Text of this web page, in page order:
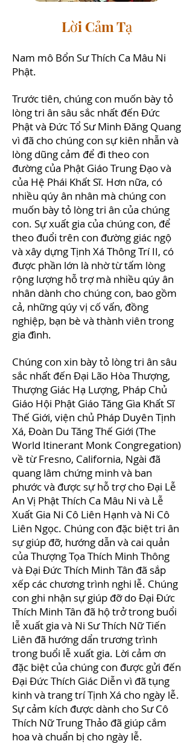
Lời Cảm Tạ
Nam mô Bổn Sư Thích Ca Mâu Ni
Phật.
Trước tiên, chúng con muốn bày tỏ
lòng tri ân sâu sắc nhất đến Đức
Phật và Đức Tổ Sư Minh Đăng Quang
vì đã cho chúng con sự kiên nhẫn và
lòng dũng cảm để đi theo con
đường của Phật Giáo Trung Đạo và
của Hệ Phái Khất Sĩ. Hơn nữa, có
nhiều qúy ân nhân mà chúng con
muốn bày tỏ lòng tri ân của chúng
con. Sự xuất gia của chúng con, để
theo đuổi trên con đường giác ngộ
và xây dựng Tịnh Xá Thông Trí II, có
được phần lớn là nhờ từ tấm lòng
rộng lượng hỗ trợ mà nhiều qúy ân
nhân dành cho chúng con, bao gồm
cả, những qúy vị cố vấn, đồng
nghiệp, bạn bè và thành viên trong
gia đình.
Chúng con xin bày tỏ lòng tri ân sâu
sắc nhất đến Đại Lão Hòa Thượng,
Thượng Giác Hạ Lượng, Pháp Chủ
Giáo Hội Phật Giáo Tăng Gìa Khất Sĩ
Thế Giới, viện chủ Pháp Duyên Tịnh
Xá, Đoàn Du Tăng Thế Giới (The
World Itinerant Monk Congregation)
về từ Fresno, California, Ngài đã
quang lâm chứng minh và ban
phước và được sự hỗ trợ cho Đại Lễ
An Vị Phật Thích Ca Mâu Ni và Lễ
Xuất Gia Ni Cô Liên Hạnh và Ni Cô
Liên Ngọc. Chúng con đặc biệt tri ân
sự giúp đỡ, hướng dẫn và cai quản
của Thượng Tọa Thích Minh Thông
và Đại Đức Thích Minh Tân đã sắp
xếp các chương trình nghi lễ. Chúng
con ghi nhận sự giúp đỡ do Đại Đức
Thích Minh Tân đã hộ trở trong buổi
lễ xuất gia và Ni Sư Thích Nữ Tiến
Liên đã hướng dẩn trương trình
trong buổi lễ xuất gia. Lời cảm ơn
đặc biệt của chúng con được gửi đến
Đại Đức Thích Giác Diễn vì đã tụng
kinh và trang trí Tịnh Xá cho ngày lễ.
Sự cảm kích được dành cho Sư Cô
Thích Nữ Trung Thảo đã giúp cắm
hoa và chuẩn bị cho ngày lễ.